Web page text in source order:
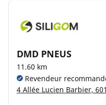
DMD PNEUS
11.60 km
Revendeur
4 Allée Lucien Barbier,